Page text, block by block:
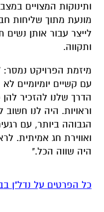
ותינוקות המצויים
מונעת מתוך שליחות
לייצר עבור אותן נשים
ותקווה.
מיזמת הפרויקט
עם קשיים יומיומיים
הדרך שלנו להזכיר
וראויות. היה לנו
הגבוהה ביותר, עם
ואווירת חג אמיתית.
היה שווה הכל."
כל הפרטים על נדל"ן